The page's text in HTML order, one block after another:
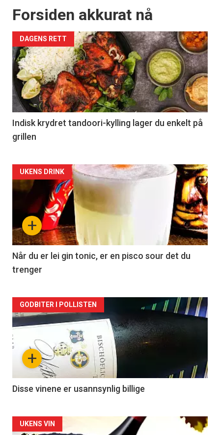
Forsiden akkurat nå
DAGENS RETT
Indisk krydret tandoori-kylling lager du enkelt på
grillen
Forsiden
akkurat
nå
-
2
+
UKENS DRINK
Når du er lei gin tonic, er en pisco sour det du
trenger
Forsiden
akkurat
nå
3
+
GODBITER I POLLISTEN
Disse vinene er usannsynlig billige
Forsiden
UKENS VIN